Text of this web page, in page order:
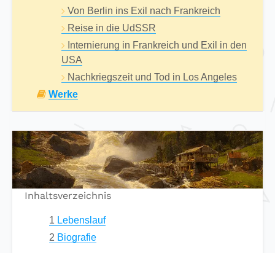
Von Berlin ins Exil nach Frankreich
Reise in die UdSSR
Internierung in Frankreich und Exil in den
USA
Nachkriegszeit und Tod in Los Angeles
Werke
Inhaltsverzeichnis
1 Lebenslauf
2 Biografie